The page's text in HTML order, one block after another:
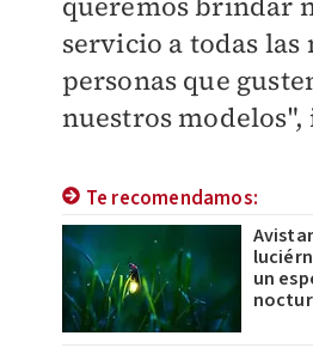
servicio a todas las
personas que
nuestros modelos",
Te recomendamos:
un